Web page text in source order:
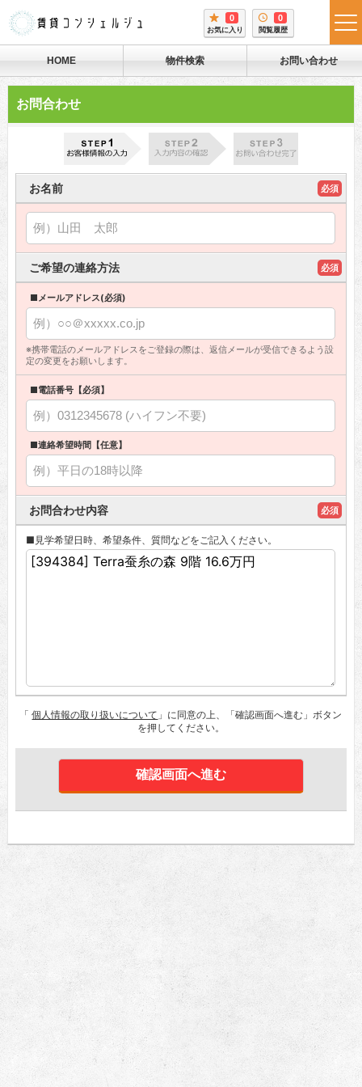
0
お気に入り
0
閲覧履歴
HOME 物件検索 お問い合わせ
お問合わせ
お名前 必須
ご希望の連絡方法 必須
■メールアドレス(必須)
※携帯電話のメールアドレスをご登録の際は、返信メールが受信できるよう設
定の変更をお願いします。
■電話番号【必須】
■連絡希望時間【任意】
お問合わせ内容 必須
■見学希望日時、希望条件、質問などをご記入ください。
「個人情報の取り扱いについて 」に同意の上、「確認画面へ進む」ボタン
を押してください。